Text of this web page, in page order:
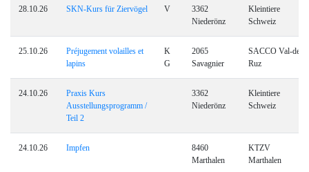
28.10.26 SKN-Kurs für Ziervögel V
3362
Niederönz
Kleintiere
Schweiz
25.10.26
Préjugement volailles et
lapins
K
G
2065
Savagnier
SACCO Val-de-
Ruz
24.10.26
Praxis Kurs
Ausstellungsprogramm /
Teil 2
3362
Niederönz
Kleintiere
Schweiz
24.10.26 Impfen
8460
Marthalen
KTZV
Marthalen